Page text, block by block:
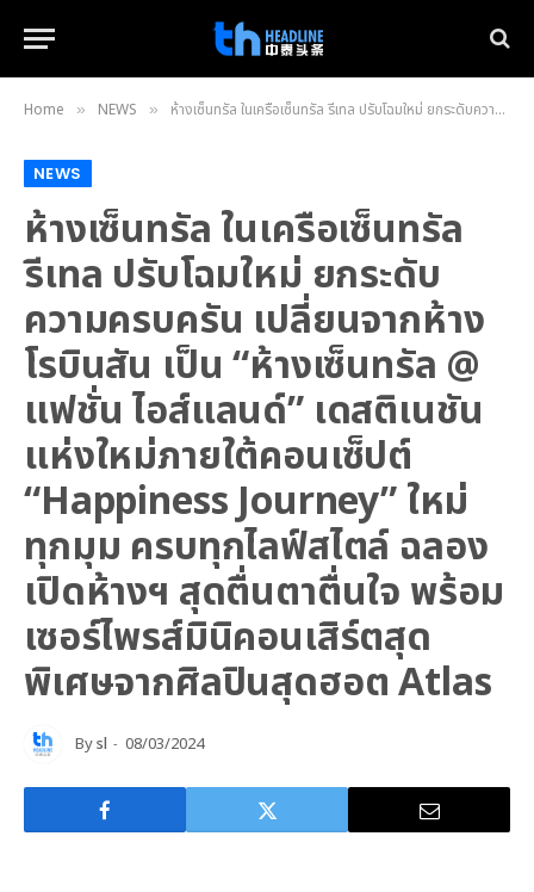
Home » NEWS » ห้างเซ็นทรัล ในเครือเซ็นทรัล รีเทล ปรับโฉมใหม่ ยกระดับความครบครัน เปลี่ยนจากห้างโรบินสัน เป็น “ห้างเซ็นทรัล @ แฟชั่น ไอส์แลนด์” เดสติเนชันแห่งใหม่ภายใต้คอนเซ็ปต์ “Happiness Journey” ใหม่ทุกมุม ครบทุกไลฟ์สไตล์ ฉลองเปิดห้างฯ สุดตื่นตาตื่นใจ พร้อมเซอร์ไพรส์มินิคอนเสิร์ตสุดพิเศษจากศิลปินสุดฮอต Atlas
NEWS
ห้างเซ็นทรัล ในเครือเซ็นทรัล
รีเทล ปรับโฉมใหม่ ยกระดับ
ความครบครัน เปลี่ยนจากห้าง
โรบินสัน เป็น “ห้างเซ็นทรัล @
แฟชั่น ไอส์แลนด์” เดสติเนชัน
แห่งใหม่ภายใต้คอนเซ็ปต์
“Happiness Journey” ใหม่
ทุกมุม ครบทุกไลฟ์สไตล์ ฉลอง
เปิดห้างฯ สุดตื่นตาตื่นใจ พร้อม
เซอร์ไพรส์มินิคอนเสิร์ตสุด
พิเศษจากศิลปินสุดฮอต Atlas
Bysl 08/03/2024